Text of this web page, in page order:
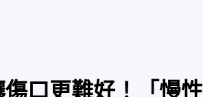
口更難好！「慢性